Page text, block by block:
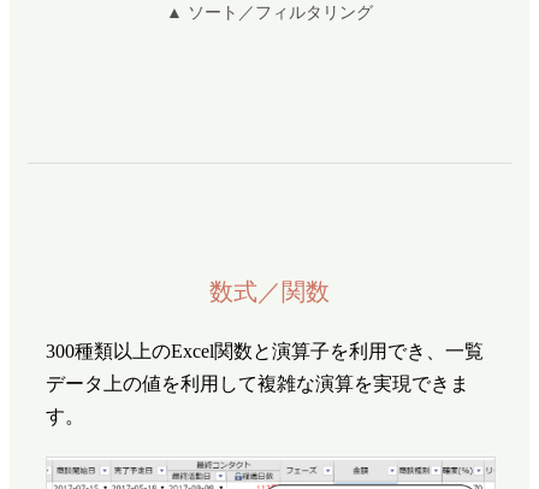
▲ ソート／フィルタリング
数式／関数
300種類以上のExcel関数と演算子を利用でき、一覧
データ上の値を利用して複雑な演算を実現できま
す。